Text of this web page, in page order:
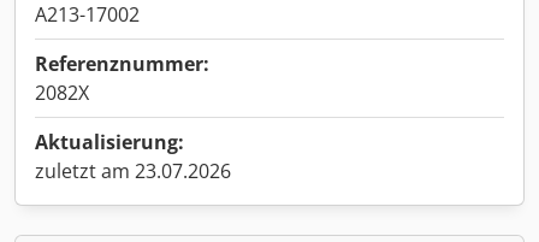
A213-17002
Referenznummer:
2082X
Aktualisierung:
zuletzt am 23.07.2026